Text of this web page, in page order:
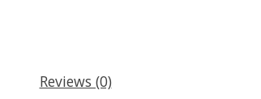
Reviews (0)